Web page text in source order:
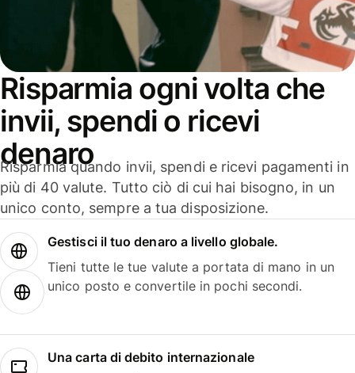
Risparmia ogni volta che
invii, spendi o ricevi
denaro
Risparmia quando invii, spendi e ricevi pagamenti in
più di 40 valute. Tutto ciò di cui hai bisogno, in un
unico conto, sempre a tua disposizione.
Gestisci il tuo denaro a livello globale.
Tieni tutte le tue valute a portata di mano in un
unico posto e convertile in pochi secondi.
Una carta di debito internazionale